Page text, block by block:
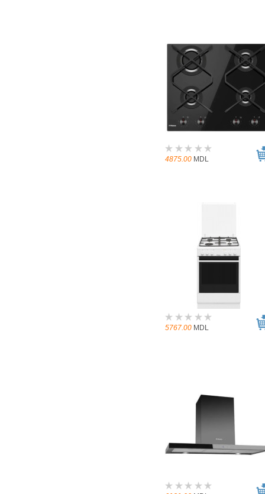
4875.00 MDL
5767.00 MDL